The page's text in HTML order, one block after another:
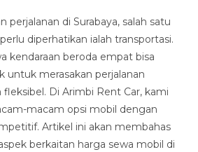
perjalanan di Surabaya, salah satu
diperhatikan ialah transportasi.
kendaraan beroda empat bisa
untuk merasakan perjalanan
Di Arimbi Rent Car, kami
macam opsi mobil dengan
Artikel ini akan membahas
berkaitan harga sewa mobil di